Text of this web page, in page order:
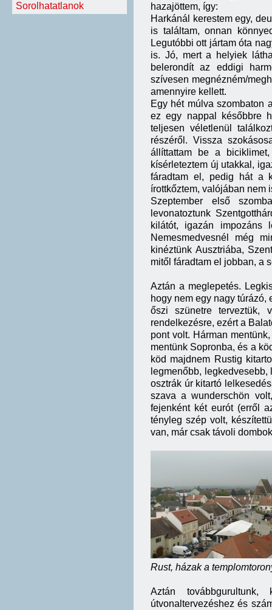
Sorolhatatlanok
hazajöttem, így:
Harkánál kerestem egy,
is találtam, onnan
Legutóbbi ott jártam óta
is. Jó, mert a helyiek
belerondít az eddigi
szívesen megnézném/
amennyire kellett.
Egy hét múlva szombaton
ez egy nappal későbbre
teljesen véletlenül
részéről. Vissza
állíttattam be a
kísérleteztem új utakkal,
fáradtam el, pedig hát a
írottkőztem, valójában nem
Szeptember első
levonatoztunk
kilátót, igazán impozáns
Nemesmedvesnél még
kinéztünk Ausztriába,
mitől fáradtam el jobban, a
Aztán a meglepetés.
hogy nem egy nagy túrázó,
őszi szünetre
rendelkezésre, ezért a
pont volt. Hárman
mentünk Sopronba, és a
köd majdnem Rustig
legmenőbb,
osztrák úr kitartó
szava a wunderschön
fejenként két eurót (erről
tényleg szép volt,
van, már csak távoli
Rust, házak a
Aztán
útvonaltervezéshez és